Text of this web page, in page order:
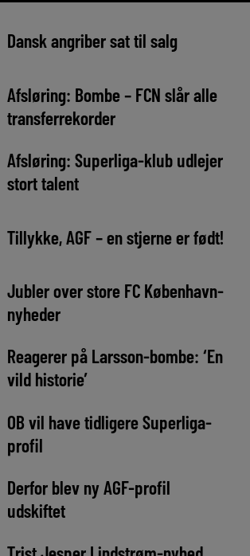
Dansk angriber sat til salg
Afsløring: Bombe – FCN slår alle
transferrekorder
Afsløring: Superliga-klub udlejer
stort talent
Tillykke, AGF – en stjerne er født!
Jubler over store FC København-
nyheder
Reagerer på Larsson-bombe: ‘En
vild historie’
OB vil have tidligere Superliga-
profil
Derfor blev ny AGF-profil
udskiftet